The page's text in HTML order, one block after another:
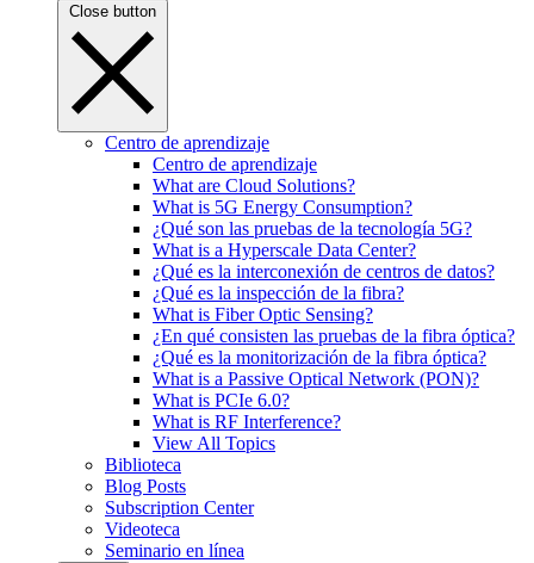
Close button
Centro de aprendizaje
Centro de aprendizaje
What are Cloud Solutions?
What is 5G Energy Consumption?
¿Qué son las pruebas de la tecnología 5G?
What is a Hyperscale Data Center?
¿Qué es la interconexión de centros de datos?
¿Qué es la inspección de la fibra?
What is Fiber Optic Sensing?
¿En qué consisten las pruebas de la fibra óptica?
¿Qué es la monitorización de la fibra óptica?
What is a Passive Optical Network (PON)?
What is PCIe 6.0?
What is RF Interference?
View All Topics
Biblioteca
Blog Posts
Subscription Center
Videoteca
Seminario en línea